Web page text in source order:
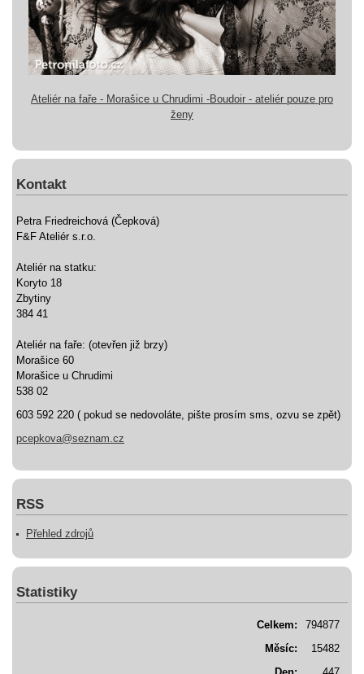
Ateliér na faře - Morašice u Chrudimi -Boudoir - ateliér pouze pro
ženy
Kontakt
Petra Friedreichová (Čepková)
F&F Ateliér s.r.o.
Ateliér na statku:
Koryto 18
Zbytiny
384 41
Ateliér na faře: (otevřen již brzy)
Morašice 60
Morašice u Chrudimi
538 02
603 592 220 ( pokud se nedovoláte, pište prosím sms, ozvu se zpět)
pcepkova@seznam.cz
RSS
Přehled zdrojů
Statistiky
Celkem:
794877
Měsíc:
15482